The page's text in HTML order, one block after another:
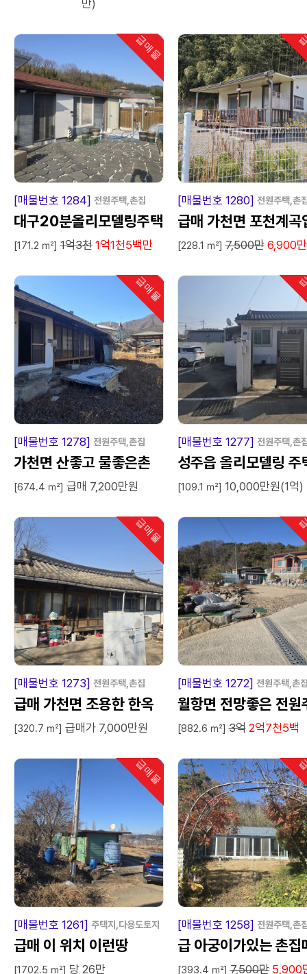
만)
급매물
인기
급 매 물
[매물번호 1284] 전원주택,촌집
대구20분올리모델링주택
매매
[171.2 ㎡] 1억3천 1억1천5백만
급 매
[매물번호 1280] 전원주택,촌
급매 가천면 포천계곡
구 쉼터
[228.1 ㎡] 7,500만 6,900
급매물
인기
급 매 물
[매물번호 1278] 전원주택,촌집
가천면 산좋고 물좋은촌
집
[674.4 ㎡] 급매 7,200만원
급 매
[매물번호 1277] 전원주택,촌
성주읍 올리모델링 주
매매
[109.1 ㎡] 10,000만원(1억)
급매물
인기
급 매 물
[매물번호 1273] 전원주택,촌집
급매 가천면 조용한 한옥
[320.7 ㎡] 급매가 7,000만원
급 매
[매물번호 1272] 전원주택,촌
월항면 전망좋은 전원
택
[882.6 ㎡] 3억 2억7천5백
급매물
인기
급 매 물
[매물번호 1261] 주택지,다용도토지
급매 이 위치 이런땅
[1702.5 ㎡] 당 26만
급 매
[매물번호 1258] 전원주택,촌
급 아궁이가있는 촌집매
[393.4 ㎡] 7,500만 5,900